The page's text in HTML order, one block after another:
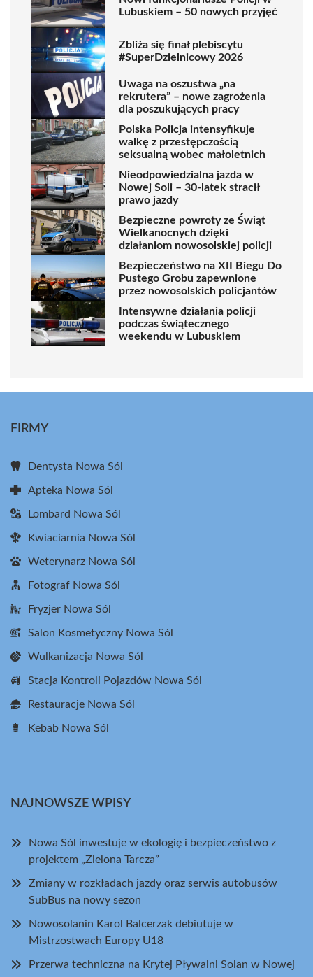
Lubuskiem – 50 nowych przyjęć
Zbliża się finał plebiscytu
#SuperDzielnicowy 2026
Uwaga na oszustwa „na
rekrutera” – nowe zagrożenia
dla poszukujących pracy
Polska Policja intensyfikuje
walkę z przestępczością
seksualną wobec małoletnich
Nieodpowiedzialna jazda w
Nowej Soli – 30-latek stracił
prawo jazdy
Bezpieczne powroty ze Świąt
Wielkanocnych dzięki
działaniom nowosolskiej policji
Bezpieczeństwo na XII Biegu Do
Pustego Grobu zapewnione
przez nowosolskich policjantów
Intensywne działania policji
podczas świątecznego
weekendu w Lubuskiem
FIRMY
Dentysta Nowa Sól
Apteka Nowa Sól
Lombard Nowa Sól
Kwiaciarnia Nowa Sól
Weterynarz Nowa Sól
Fotograf Nowa Sól
Fryzjer Nowa Sól
Salon Kosmetyczny Nowa Sól
Wulkanizacja Nowa Sól
Stacja Kontroli Pojazdów Nowa Sól
Restauracje Nowa Sól
Kebab Nowa Sól
NAJNOWSZE WPISY
Nowa Sól inwestuje w ekologię i bezpieczeństwo z
projektem „Zielona Tarcza”
Zmiany w rozkładach jazdy oraz serwis autobusów
SubBus na nowy sezon
Nowosolanin Karol Balcerzak debiutuje w
Mistrzostwach Europy U18
Przerwa techniczna na Krytej Pływalni Solan w Nowej